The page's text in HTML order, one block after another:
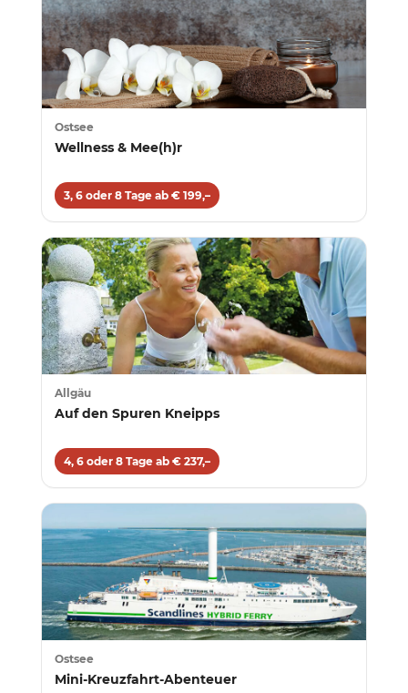
Ostsee
Wellness & Mee(h)r
3, 6 oder 8 Tage ab € 199,–
Allgäu
Auf den Spuren Kneipps
4, 6 oder 8 Tage ab € 237,–
Ostsee
Mini-Kreuzfahrt-Abenteuer